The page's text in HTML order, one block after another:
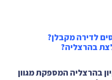
לדירה מקבלן?
בהרצליה?
בהרצליה המספקת מגוון